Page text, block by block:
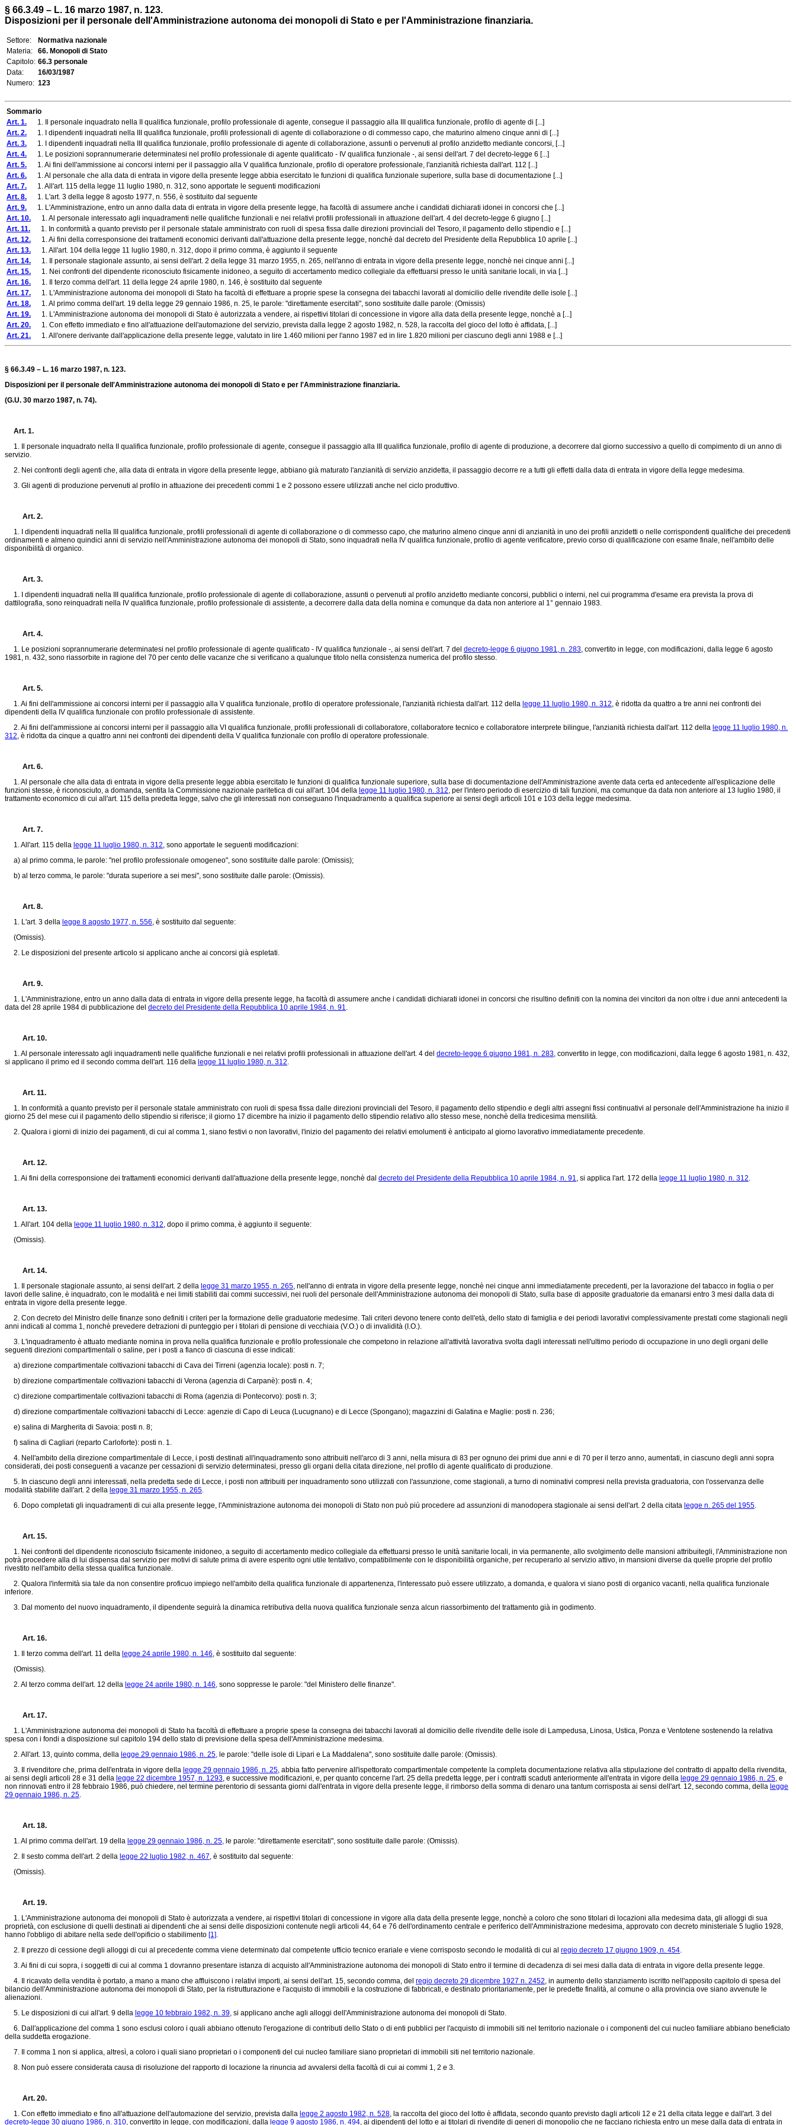
§ 66.3.49 – L. 16 marzo 1987, n. 123.
Disposizioni per il personale dell'Amministrazione autonoma dei monopoli di Stato e per l'Amministrazione finanziaria.
Settore:
Normativa nazionale
Materia:
66. Monopoli di Stato
Capitolo: 66.3 personale
Data:
16/03/1987
Numero: 123
Sommario
Art. 1. 1. Il personale inquadrato nella II qualifica funzionale, profilo professionale di agente, consegue il passaggio alla III qualifica funzionale, profilo di agente di [...]
Art. 2. 1. I dipendenti inquadrati nella III qualifica funzionale, profili professionali di agente di collaborazione o di commesso capo, che maturino almeno cinque anni di [...]
Art. 3. 1. I dipendenti inquadrati nella III qualifica funzionale, profilo professionale di agente di collaborazione, assunti o pervenuti al profilo anzidetto mediante concorsi, [...]
Art. 4. 1. Le posizioni soprannumerarie determinatesi nel profilo professionale di agente qualificato - IV qualifica funzionale -, ai sensi dell'art. 7 del decreto-legge 6 [...]
Art. 5. 1. Ai fini dell'ammissione ai concorsi interni per il passaggio alla V qualifica funzionale, profilo di operatore professionale, l'anzianità richiesta dall'art. 112 [...]
Art. 6. 1. Al personale che alla data di entrata in vigore della presente legge abbia esercitato le funzioni di qualifica funzionale superiore, sulla base di documentazione [...]
Art. 7. 1. All'art. 115 della legge 11 luglio 1980, n. 312, sono apportate le seguenti modificazioni
Art. 8. 1. L'art. 3 della legge 8 agosto 1977, n. 556, è sostituito dal seguente
Art. 9. 1. L'Amministrazione, entro un anno dalla data di entrata in vigore della presente legge, ha facoltà di assumere anche i candidati dichiarati idonei in concorsi che [...]
Art. 10. 1. Al personale interessato agli inquadramenti nelle qualifiche funzionali e nei relativi profili professionali in attuazione dell'art. 4 del decreto-legge 6 giugno [...]
Art. 11. 1. In conformità a quanto previsto per il personale statale amministrato con ruoli di spesa fissa dalle direzioni provinciali del Tesoro, il pagamento dello stipendio e [...]
Art. 12. 1. Ai fini della corresponsione dei trattamenti economici derivanti dall'attuazione della presente legge, nonchè dal decreto del Presidente della Repubblica 10 aprile [...]
Art. 13. 1. All'art. 104 della legge 11 luglio 1980, n. 312, dopo il primo comma, è aggiunto il seguente
Art. 14. 1. Il personale stagionale assunto, ai sensi dell'art. 2 della legge 31 marzo 1955, n. 265, nell'anno di entrata in vigore della presente legge, nonchè nei cinque anni [...]
Art. 15. 1. Nei confronti del dipendente riconosciuto fisicamente inidoneo, a seguito di accertamento medico collegiale da effettuarsi presso le unità sanitarie locali, in via [...]
Art. 16. 1. Il terzo comma dell'art. 11 della legge 24 aprile 1980, n. 146, è sostituito dal seguente
Art. 17. 1. L'Amministrazione autonoma dei monopoli di Stato ha facoltà di effettuare a proprie spese la consegna dei tabacchi lavorati al domicilio delle rivendite delle isole [...]
Art. 18. 1. Al primo comma dell'art. 19 della legge 29 gennaio 1986, n. 25, le parole: "direttamente esercitati", sono sostituite dalle parole: (Omissis)
Art. 19. 1. L'Amministrazione autonoma dei monopoli di Stato è autorizzata a vendere, ai rispettivi titolari di concessione in vigore alla data della presente legge, nonchè a [...]
Art. 20. 1. Con effetto immediato e fino all'attuazione dell'automazione del servizio, prevista dalla legge 2 agosto 1982, n. 528, la raccolta del gioco del lotto è affidata, [...]
Art. 21. 1. All'onere derivante dall'applicazione della presente legge, valutato in lire 1.460 milioni per l'anno 1987 ed in lire 1.820 milioni per ciascuno degli anni 1988 e [...]
§ 66.3.49 – L. 16 marzo 1987, n. 123.
Disposizioni per il personale dell'Amministrazione autonoma dei monopoli di Stato e per l'Amministrazione finanziaria.
(G.U. 30 marzo 1987, n. 74).
Art. 1.
1. Il personale inquadrato nella II qualifica funzionale, profilo professionale di agente, consegue il passaggio alla III qualifica funzionale, profilo di agente di produzione, a decorrere dal giorno successivo a quello di compimento di un anno di
servizio.
2. Nei confronti degli agenti che, alla data di entrata in vigore della presente legge, abbiano già maturato l'anzianità di servizio anzidetta, il passaggio decorre re a tutti gli effetti dalla data di entrata in vigore della legge medesima.
3. Gli agenti di produzione pervenuti al profilo in attuazione dei precedenti commi 1 e 2 possono essere utilizzati anche nel ciclo produttivo.
Art. 2.
1. I dipendenti inquadrati nella III qualifica funzionale, profili professionali di agente di collaborazione o di commesso capo, che maturino almeno cinque anni di anzianità in uno dei profili anzidetti o nelle corrispondenti qualifiche dei precedenti
ordinamenti e almeno quindici anni di servizio nell'Amministrazione autonoma dei monopoli di Stato, sono inquadrati nella IV qualifica funzionale, profilo di agente verificatore, previo corso di qualificazione con esame finale, nell'ambito delle
disponibilità di organico.
Art. 3.
1. I dipendenti inquadrati nella III qualifica funzionale, profilo professionale di agente di collaborazione, assunti o pervenuti al profilo anzidetto mediante concorsi, pubblici o interni, nel cui programma d'esame era prevista la prova di
dattilografia, sono reinquadrati nella IV qualifica funzionale, profilo professionale di assistente, a decorrere dalla data della nomina e comunque da data non anteriore al 1° gennaio 1983.
Art. 4.
1. Le posizioni soprannumerarie determinatesi nel profilo professionale di agente qualificato - IV qualifica funzionale -, ai sensi dell'art. 7 del decreto-legge 6 giugno 1981, n. 283, convertito in legge, con modificazioni, dalla legge 6 agosto
1981, n. 432, sono riassorbite in ragione del 70 per cento delle vacanze che si verificano a qualunque titolo nella consistenza numerica del profilo stesso.
Art. 5.
1. Ai fini dell'ammissione ai concorsi interni per il passaggio alla V qualifica funzionale, profilo di operatore professionale, l'anzianità richiesta dall'art. 112 della legge 11 luglio 1980, n. 312, è ridotta da quattro a tre anni nei confronti dei
dipendenti della IV qualifica funzionale con profilo professionale di assistente.
2. Ai fini dell'ammissione ai concorsi interni per il passaggio alla VI qualifica funzionale, profili professionali di collaboratore, collaboratore tecnico e collaboratore interprete bilingue, l'anzianità richiesta dall'art. 112 della legge 11 luglio 1980, n.
312, è ridotta da cinque a quattro anni nei confronti dei dipendenti della V qualifica funzionale con profilo di operatore professionale.
Art. 6.
1. Al personale che alla data di entrata in vigore della presente legge abbia esercitato le funzioni di qualifica funzionale superiore, sulla base di documentazione dell'Amministrazione avente data certa ed antecedente all'esplicazione delle
funzioni stesse, è riconosciuto, a domanda, sentita la Commissione nazionale paritetica di cui all'art. 104 della legge 11 luglio 1980, n. 312, per l'intero periodo di esercizio di tali funzioni, ma comunque da data non anteriore al 13 luglio 1980, il
trattamento economico di cui all'art. 115 della predetta legge, salvo che gli interessati non conseguano l'inquadramento a qualifica superiore ai sensi degli articoli 101 e 103 della legge medesima.
Art. 7.
1. All'art. 115 della legge 11 luglio 1980, n. 312, sono apportate le seguenti modificazioni:
a) al primo comma, le parole: "nel profilo professionale omogeneo", sono sostituite dalle parole: (Omissis);
b) al terzo comma, le parole: "durata superiore a sei mesi", sono sostituite dalle parole: (Omissis).
Art. 8.
1. L'art. 3 della legge 8 agosto 1977, n. 556, è sostituito dal seguente:
(Omissis).
2. Le disposizioni del presente articolo si applicano anche ai concorsi già espletati.
Art. 9.
1. L'Amministrazione, entro un anno dalla data di entrata in vigore della presente legge, ha facoltà di assumere anche i candidati dichiarati idonei in concorsi che risultino definiti con la nomina dei vincitori da non oltre i due anni antecedenti la
data del 28 aprile 1984 di pubblicazione del decreto del Presidente della Repubblica 10 aprile 1984, n. 91.
Art. 10.
1. Al personale interessato agli inquadramenti nelle qualifiche funzionali e nei relativi profili professionali in attuazione dell'art. 4 del decreto-legge 6 giugno 1981, n. 283, convertito in legge, con modificazioni, dalla legge 6 agosto 1981, n. 432,
si applicano il primo ed il secondo comma dell'art. 116 della legge 11 luglio 1980, n. 312.
Art. 11.
1. In conformità a quanto previsto per il personale statale amministrato con ruoli di spesa fissa dalle direzioni provinciali del Tesoro, il pagamento dello stipendio e degli altri assegni fissi continuativi al personale dell'Amministrazione ha inizio il
giorno 25 del mese cui il pagamento dello stipendio si riferisce; il giorno 17 dicembre ha inizio il pagamento dello stipendio relativo allo stesso mese, nonchè della tredicesima mensilità.
2. Qualora i giorni di inizio dei pagamenti, di cui al comma 1, siano festivi o non lavorativi, l'inizio del pagamento dei relativi emolumenti è anticipato al giorno lavorativo immediatamente precedente.
Art. 12.
1. Ai fini della corresponsione dei trattamenti economici derivanti dall'attuazione della presente legge, nonchè dal decreto del Presidente della Repubblica 10 aprile 1984, n. 91, si applica l'art. 172 della legge 11 luglio 1980, n. 312.
Art. 13.
1. All'art. 104 della legge 11 luglio 1980, n. 312, dopo il primo comma, è aggiunto il seguente:
(Omissis).
Art. 14.
1. Il personale stagionale assunto, ai sensi dell'art. 2 della legge 31 marzo 1955, n. 265, nell'anno di entrata in vigore della presente legge, nonchè nei cinque anni immediatamente precedenti, per la lavorazione del tabacco in foglia o per
lavori delle saline, è inquadrato, con le modalità e nei limiti stabiliti dai commi successivi, nei ruoli del personale dell'Amministrazione autonoma dei monopoli di Stato, sulla base di apposite graduatorie da emanarsi entro 3 mesi dalla data di
entrata in vigore della presente legge.
2. Con decreto del Ministro delle finanze sono definiti i criteri per la formazione delle graduatorie medesime. Tali criteri devono tenere conto dell'età, dello stato di famiglia e dei periodi lavorativi complessivamente prestati come stagionali negli
anni indicati al comma 1, nonchè prevedere detrazioni di punteggio per i titolari di pensione di vecchiaia (V.O.) o di invalidità (I.O.).
3. L'inquadramento è attuato mediante nomina in prova nella qualifica funzionale e profilo professionale che competono in relazione all'attività lavorativa svolta dagli interessati nell'ultimo periodo di occupazione in uno degli organi delle
seguenti direzioni compartimentali o saline, per i posti a fianco di ciascuna di esse indicati:
a) direzione compartimentale coltivazioni tabacchi di Cava dei Tirreni (agenzia locale): posti n. 7;
b) direzione compartimentale coltivazioni tabacchi di Verona (agenzia di Carpanè): posti n. 4;
c) direzione compartimentale coltivazioni tabacchi di Roma (agenzia di Pontecorvo): posti n. 3;
d) direzione compartimentale coltivazioni tabacchi di Lecce: agenzie di Capo di Leuca (Lucugnano) e di Lecce (Spongano); magazzini di Galatina e Maglie: posti n. 236;
e) salina di Margherita di Savoia: posti n. 8;
f) salina di Cagliari (reparto Carloforte): posti n. 1.
4. Nell'ambito della direzione compartimentale di Lecce, i posti destinati all'inquadramento sono attribuiti nell'arco di 3 anni, nella misura di 83 per ognuno dei primi due anni e di 70 per il terzo anno, aumentati, in ciascuno degli anni sopra
considerati, dei posti conseguenti a vacanze per cessazioni di servizio determinatesi, presso gli organi della citata direzione, nel profilo di agente qualificato di produzione.
5. In ciascuno degli anni interessati, nella predetta sede di Lecce, i posti non attribuiti per inquadramento sono utilizzati con l'assunzione, come stagionali, a turno di nominativi compresi nella prevista graduatoria, con l'osservanza delle
modalità stabilite dall'art. 2 della legge 31 marzo 1955, n. 265.
6. Dopo completati gli inquadramenti di cui alla presente legge, l'Amministrazione autonoma dei monopoli di Stato non può più procedere ad assunzioni di manodopera stagionale ai sensi dell'art. 2 della citata legge n. 265 del 1955.
Art. 15.
1. Nei confronti del dipendente riconosciuto fisicamente inidoneo, a seguito di accertamento medico collegiale da effettuarsi presso le unità sanitarie locali, in via permanente, allo svolgimento delle mansioni attribuitegli, l'Amministrazione non
potrà procedere alla di lui dispensa dal servizio per motivi di salute prima di avere esperito ogni utile tentativo, compatibilmente con le disponibilità organiche, per recuperarlo al servizio attivo, in mansioni diverse da quelle proprie del profilo
rivestito nell'ambito della stessa qualifica funzionale.
2. Qualora l'infermità sia tale da non consentire proficuo impiego nell'ambito della qualifica funzionale di appartenenza, l'interessato può essere utilizzato, a domanda, e qualora vi siano posti di organico vacanti, nella qualifica funzionale
inferiore.
3. Dal momento del nuovo inquadramento, il dipendente seguirà la dinamica retributiva della nuova qualifica funzionale senza alcun riassorbimento del trattamento già in godimento.
Art. 16.
1. Il terzo comma dell'art. 11 della legge 24 aprile 1980, n. 146, è sostituito dal seguente:
(Omissis).
2. Al terzo comma dell'art. 12 della legge 24 aprile 1980, n. 146, sono soppresse le parole: "del Ministero delle finanze".
Art. 17.
1. L'Amministrazione autonoma dei monopoli di Stato ha facoltà di effettuare a proprie spese la consegna dei tabacchi lavorati al domicilio delle rivendite delle isole di Lampedusa, Linosa, Ustica, Ponza e Ventotene sostenendo la relativa
spesa con i fondi a disposizione sul capitolo 194 dello stato di previsione della spesa dell'Amministrazione medesima.
2. All'art. 13, quinto comma, della legge 29 gennaio 1986, n. 25, le parole: "delle isole di Lipari e La Maddalena", sono sostituite dalle parole: (Omissis).
3. Il rivenditore che, prima dell'entrata in vigore della legge 29 gennaio 1986, n. 25, abbia fatto pervenire all'ispettorato compartimentale competente la completa documentazione relativa alla stipulazione del contratto di appalto della rivendita,
ai sensi degli articoli 28 e 31 della legge 22 dicembre 1957, n. 1293, e successive modificazioni, e, per quanto concerne l'art. 25 della predetta legge, per i contratti scaduti anteriormente all'entrata in vigore della legge 29 gennaio 1986, n. 25, e
non rinnovati entro il 28 febbraio 1986, può chiedere, nel termine perentorio di sessanta giorni dall'entrata in vigore della presente legge, il rimborso della somma di denaro una tantum corrisposta ai sensi dell'art. 12, secondo comma, della legge
29 gennaio 1986, n. 25.
Art. 18.
1. Al primo comma dell'art. 19 della legge 29 gennaio 1986, n. 25, le parole: "direttamente esercitati", sono sostituite dalle parole: (Omissis).
2. Il sesto comma dell'art. 2 della legge 22 luglio 1982, n. 467, è sostituito dal seguente:
(Omissis).
Art. 19.
1. L'Amministrazione autonoma dei monopoli di Stato è autorizzata a vendere, ai rispettivi titolari di concessione in vigore alla data della presente legge, nonchè a coloro che sono titolari di locazioni alla medesima data, gli alloggi di sua
proprietà, con esclusione di quelli destinati ai dipendenti che ai sensi delle disposizioni contenute negli articoli 44, 64 e 76 dell'ordinamento centrale e periferico dell'Amministrazione medesima, approvato con decreto ministeriale 5 luglio 1928,
hanno l'obbligo di abitare nella sede dell'opificio o stabilimento [1].
2. Il prezzo di cessione degli alloggi di cui al precedente comma viene determinato dal competente ufficio tecnico erariale e viene corrisposto secondo le modalità di cui al regio decreto 17 giugno 1909, n. 454.
3. Ai fini di cui sopra, i soggetti di cui al comma 1 dovranno presentare istanza di acquisto all'Amministrazione autonoma dei monopoli di Stato entro il termine di decadenza di sei mesi dalla data di entrata in vigore della presente legge.
4. Il ricavato della vendita è portato, a mano a mano che affluiscono i relativi importi, ai sensi dell'art. 15, secondo comma, del regio decreto 29 dicembre 1927 n. 2452, in aumento dello stanziamento iscritto nell'apposito capitolo di spesa del
bilancio dell'Amministrazione autonoma dei monopoli di Stato, per la ristrutturazione e l'acquisto di immobili e la costruzione di fabbricati, e destinato prioritariamente, per le predette finalità, al comune o alla provincia ove siano avvenute le
alienazioni.
5. Le disposizioni di cui all'art. 9 della legge 10 febbraio 1982, n. 39, si applicano anche agli alloggi dell'Amministrazione autonoma dei monopoli di Stato.
6. Dall'applicazione del comma 1 sono esclusi coloro i quali abbiano ottenuto l'erogazione di contributi dello Stato o di enti pubblici per l'acquisto di immobili siti nel territorio nazionale o i componenti del cui nucleo familiare abbiano beneficiato
della suddetta erogazione.
7. Il comma 1 non si applica, altresì, a coloro i quali siano proprietari o i componenti del cui nucleo familiare siano proprietari di immobili siti nel territorio nazionale.
8. Non può essere considerata causa di risoluzione del rapporto di locazione la rinuncia ad avvalersi della facoltà di cui ai commi 1, 2 e 3.
Art. 20.
1. Con effetto immediato e fino all'attuazione dell'automazione del servizio, prevista dalla legge 2 agosto 1982, n. 528, la raccolta del gioco del lotto è affidata, secondo quanto previsto dagli articoli 12 e 21 della citata legge e dall'art. 3 del
decreto-legge 30 giugno 1986, n. 310, convertito in legge, con modificazioni, dalla legge 9 agosto 1986, n. 494, ai dipendenti del lotto e ai titolari di rivendite di generi di monopolio che ne facciano richiesta entro un mese dalla data di entrata in